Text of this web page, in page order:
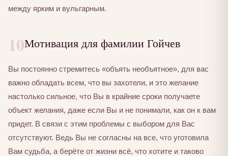
между ярким и вульгарным.
10Мотивация для фамилии Гойчев
Вы постоянно стремитесь «объять необъятное», для вас
важно обладать всем, что вы захотели, и это желание
настолько сильное, что Вы в крайние сроки получаете
объект желания, даже если Вы и не понимали, как он к вам
придет. В связи с этим проблемы с выбором для Вас
отсутствуют. Ведь Вы не согласны на все, что уготовила
Вам судьба, а берёте от жизни всё, что хотите и таково